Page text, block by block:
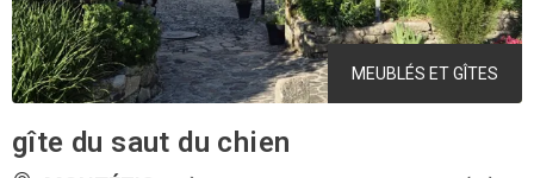
MEUBLÉS ET GÎTES
gîte du saut du chien